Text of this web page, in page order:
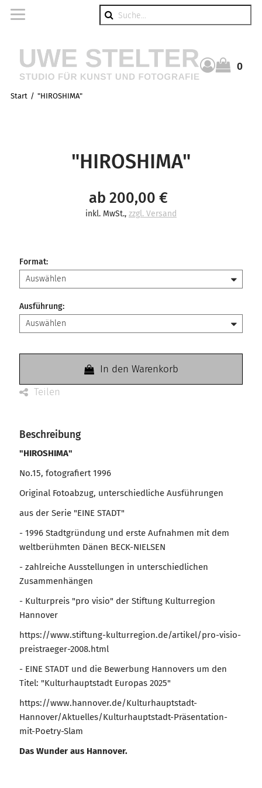
0
Start "HIROSHIMA"
"HIROSHIMA"
ab 200,00 €
inkl. MwSt., zzgl. Versand
Format:
Ausführung:
In den Warenkorb
Teilen
Beschreibung
"HIROSHIMA"
No.15, fotografiert 1996
Original Fotoabzug, unterschiedliche Ausführungen
aus der Serie "EINE STADT"
- 1996 Stadtgründung und erste Aufnahmen mit dem
weltberühmten Dänen BECK-NIELSEN
- zahlreiche Ausstellungen in unterschiedlichen
Zusammenhängen
- Kulturpreis "pro visio" der Stiftung Kulturregion
Hannover
https://www.stiftung-kulturregion.de/artikel/pro-visio-
preistraeger-2008.html
- EINE STADT und die Bewerbung Hannovers um den
Titel: "Kulturhauptstadt Europas 2025"
https://www.hannover.de/Kulturhauptstadt-
Hannover/Aktuelles/Kulturhauptstadt-Präsentation-
mit-Poetry-Slam
Das Wunder aus Hannover.